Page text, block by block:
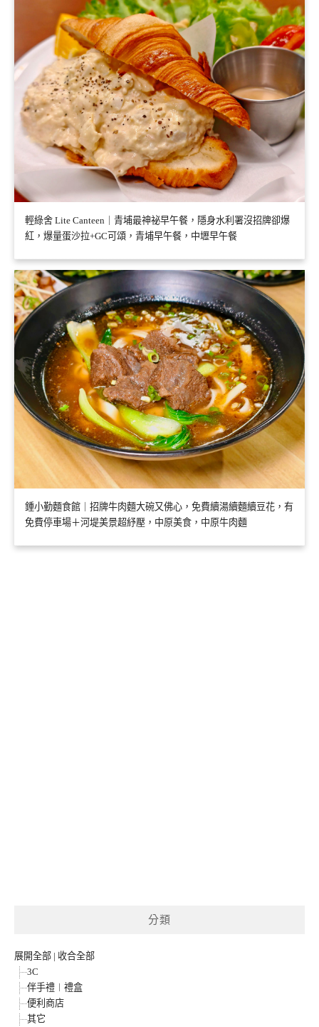
輕綠舍 Lite Canteen｜青埔最神祕早午餐，隱身水利署沒招牌卻爆
紅，爆量蛋沙拉+GC可頌，青埔早午餐，中壢早午餐
鍾小勤麵食館｜招牌牛肉麵大碗又佛心，免費續湯續麵續豆花，有
免費停車場＋河堤美景超紓壓，中原美食，中原牛肉麵
分類
展開全部 | 收合全部
3C
伴手禮︱禮盒
便利商店
其它